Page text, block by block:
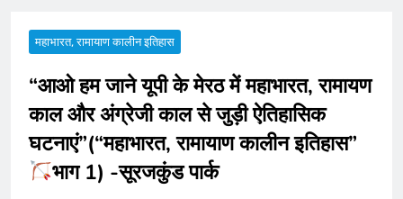
महाभारत, रामायाण कालीन इतिहास
“आओ हम जाने यूपी के मेरठ में महाभारत, रामायण
काल और अंग्रेजी काल से जुड़ी ऐतिहासिक
घटनाएं”(“महाभारत, रामायाण कालीन इतिहास”
भाग 1) -सूरजकुंड पार्क